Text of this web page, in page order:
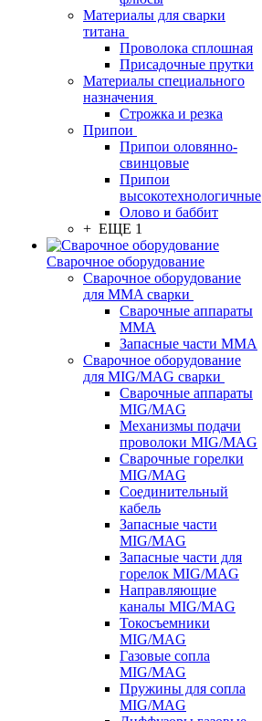
Материалы для сварки
титана
Проволока сплошная
Присадочные прутки
Материалы специального
назначения
Строжка и резка
Припои
Припои оловянно-
свинцовые
Припои
высокотехнологичные
Олово и баббит
+ ЕЩЕ 1
Сварочное оборудование
Сварочное оборудование
для MMA сварки
Сварочные аппараты
MMA
Запасные части MMA
Сварочное оборудование
для MIG/MAG сварки
Сварочные аппараты
MIG/MAG
Механизмы подачи
проволоки MIG/MAG
Сварочные горелки
MIG/MAG
Соединительный
кабель
Запасные части
MIG/MAG
Запасные части для
горелок MIG/MAG
Направляющие
каналы MIG/MAG
Токосъемники
MIG/MAG
Газовые сопла
MIG/MAG
Пружины для сопла
MIG/MAG